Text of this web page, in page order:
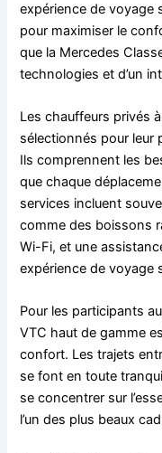
expérience de voyage
pour maximiser le
que la Mercedes
technologies et d’un
Les chauffeurs privés
sélectionnés pour leur
Ils comprennent les
que chaque
services incluent
comme des boissons
Wi-Fi, et une
expérience de voyage
Pour les participants
VTC haut de gamme
confort. Les trajets
se font en toute
se concentrer sur
l’un des plus beaux